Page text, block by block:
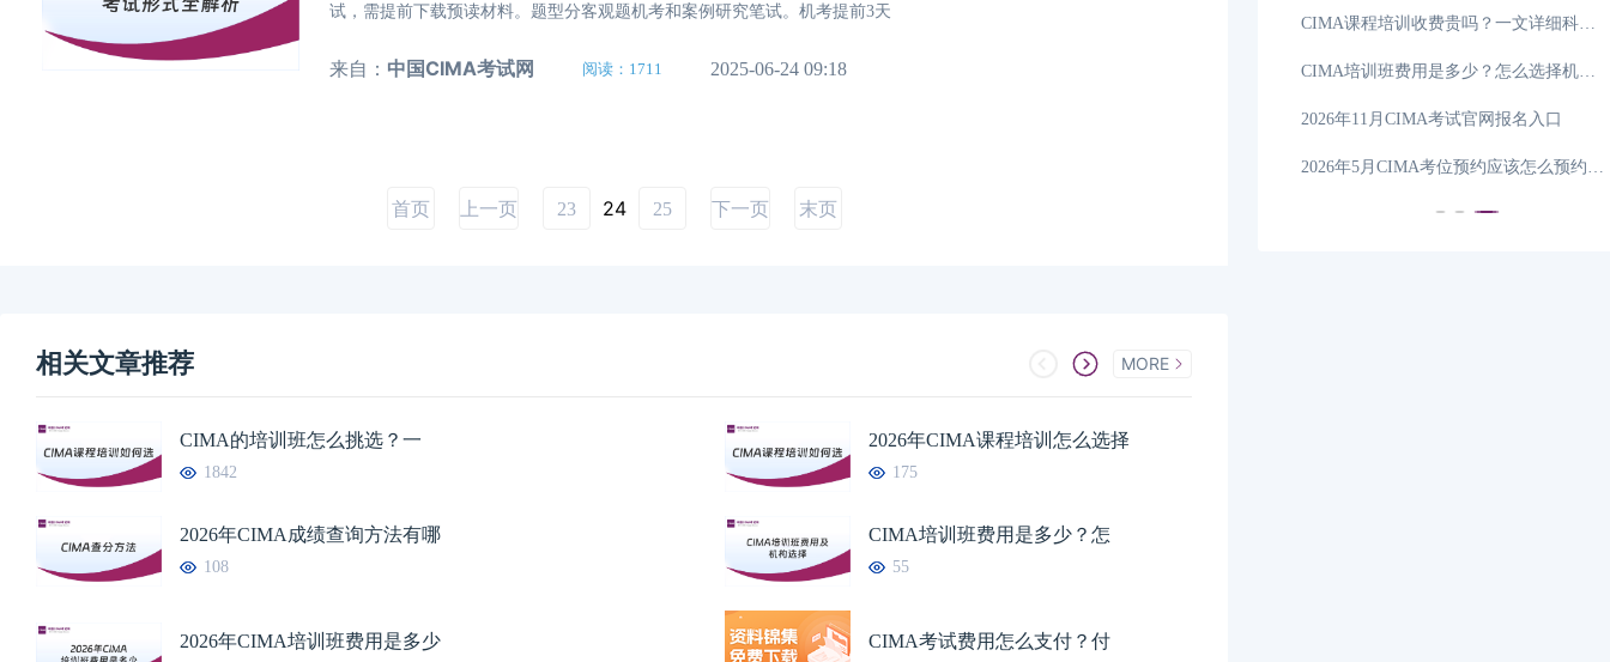
试，需提前下载预读材料。题型分客观题机考和案例研究笔试。机考提前3天
来自： 中国CIMA考试网 阅读：1711 2025-06-24 09:18
首页 上一页 23 24 25 下一页 末页
相关文章推荐 MORE
CIMA的培训班怎么挑选？一
1842
2026年CIMA课程培训怎么选择
175
2026年CIMA成绩查询方法有哪
108
CIMA培训班费用是多少？怎
55
2026年CIMA培训班费用是多少 CIMA考试费用怎么支付？付
2026年CIMA成绩查询方法有哪几种， 06-02
CIMA培训班费用是多少？怎么选机
2026年11月CIMA考试官网报名入口